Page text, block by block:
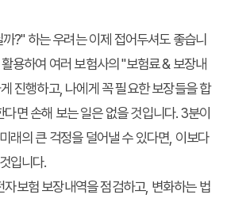
?" 하는 우려는 이제 접어두셔도 좋습니
용하여 여러 보험사의 "보험료 & 보장내
진행하고, 나에게 꼭 필요한 보장들을 합
면 손해 보는 일은 없을 것입니다. 3분이
래의 큰 걱정을 덜어낼 수 있다면, 이보다
입니다.
보험 보장내역을 점검하고, 변화하는 법